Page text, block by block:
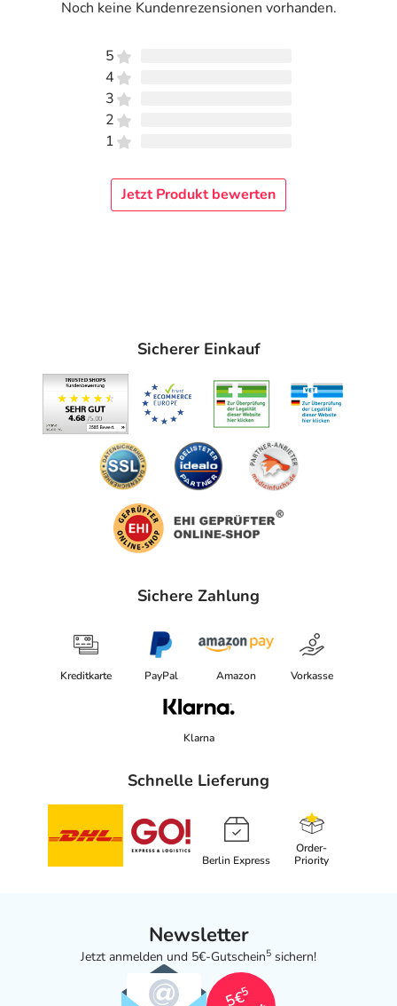
Noch keine Kundenrezensionen vorhanden.
5
4
3
2
1
Jetzt Produkt bewerten
Sicherer Einkauf
Sichere Zahlung
Kreditkarte PayPal Amazon Vorkasse
Klarna
Schnelle Lieferung
Berlin Express
Order-
Priority
Newsletter
Jetzt anmelden und 5€-Gutschein5 sichern!
5€
5